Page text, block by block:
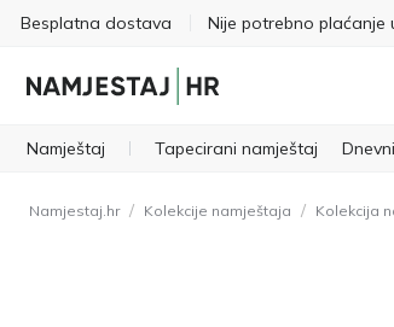
Besplatna dostava Nije potrebno plaćanje
Namještaj Tapecirani namještaj
Namjestaj.hr / Kolekcije namještaja / Kolekcija